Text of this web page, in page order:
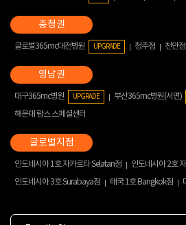
글로벌365mc대전병원 UPGRADE 청주점 천안점
대구365mc병원 UPGRADE 부산365mc병원(서면)
해운대 람스 스페셜센터
인도네시아 1호 자카르타 Selatan점
인도네시아 2호
인도네시아 3호 Surabaya점
태국 1호 Bangkok점